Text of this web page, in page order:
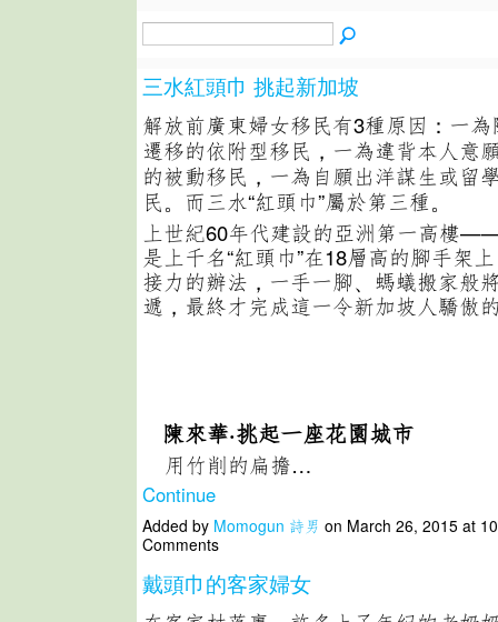
三水紅頭巾 挑起新加坡
解放前廣東婦女移民有3種原因：一
遷移的依附型移民，一為違背本人意
的被動移民，一為自願出洋謀生或留
民。而三水“紅頭巾”屬於第三種。
上世紀60年代建設的亞洲第一高樓
是上千名“紅頭巾”在18層高的腳手架
接力的辦法，一手一腳、螞蟻搬家般
遞，最終才完成這一令新加坡人驕傲
陳來華·挑起一座花園城市
用竹削的扁擔…
Continue
Added by Momogun 詩男 on March 26, 2015 at
Comments
戴頭巾的客家婦女